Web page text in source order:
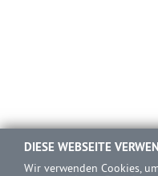
DIESE WEBSEITE
Wir verwenden Cookies,